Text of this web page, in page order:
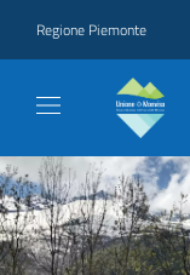
Regione Piemonte